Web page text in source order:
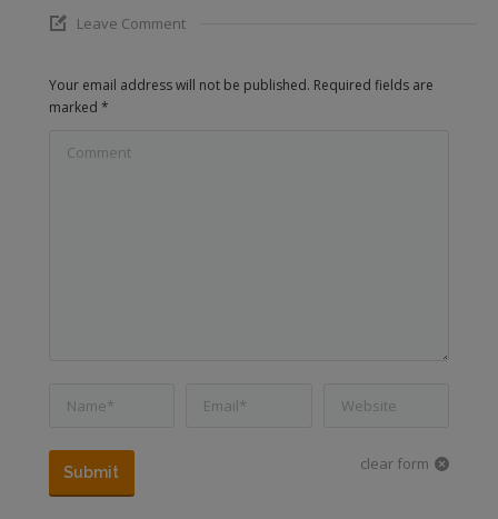
Leave Comment
Your email address will not be published. Required fields are
marked *
Comment
Name * Email * Website
clear form
Submit